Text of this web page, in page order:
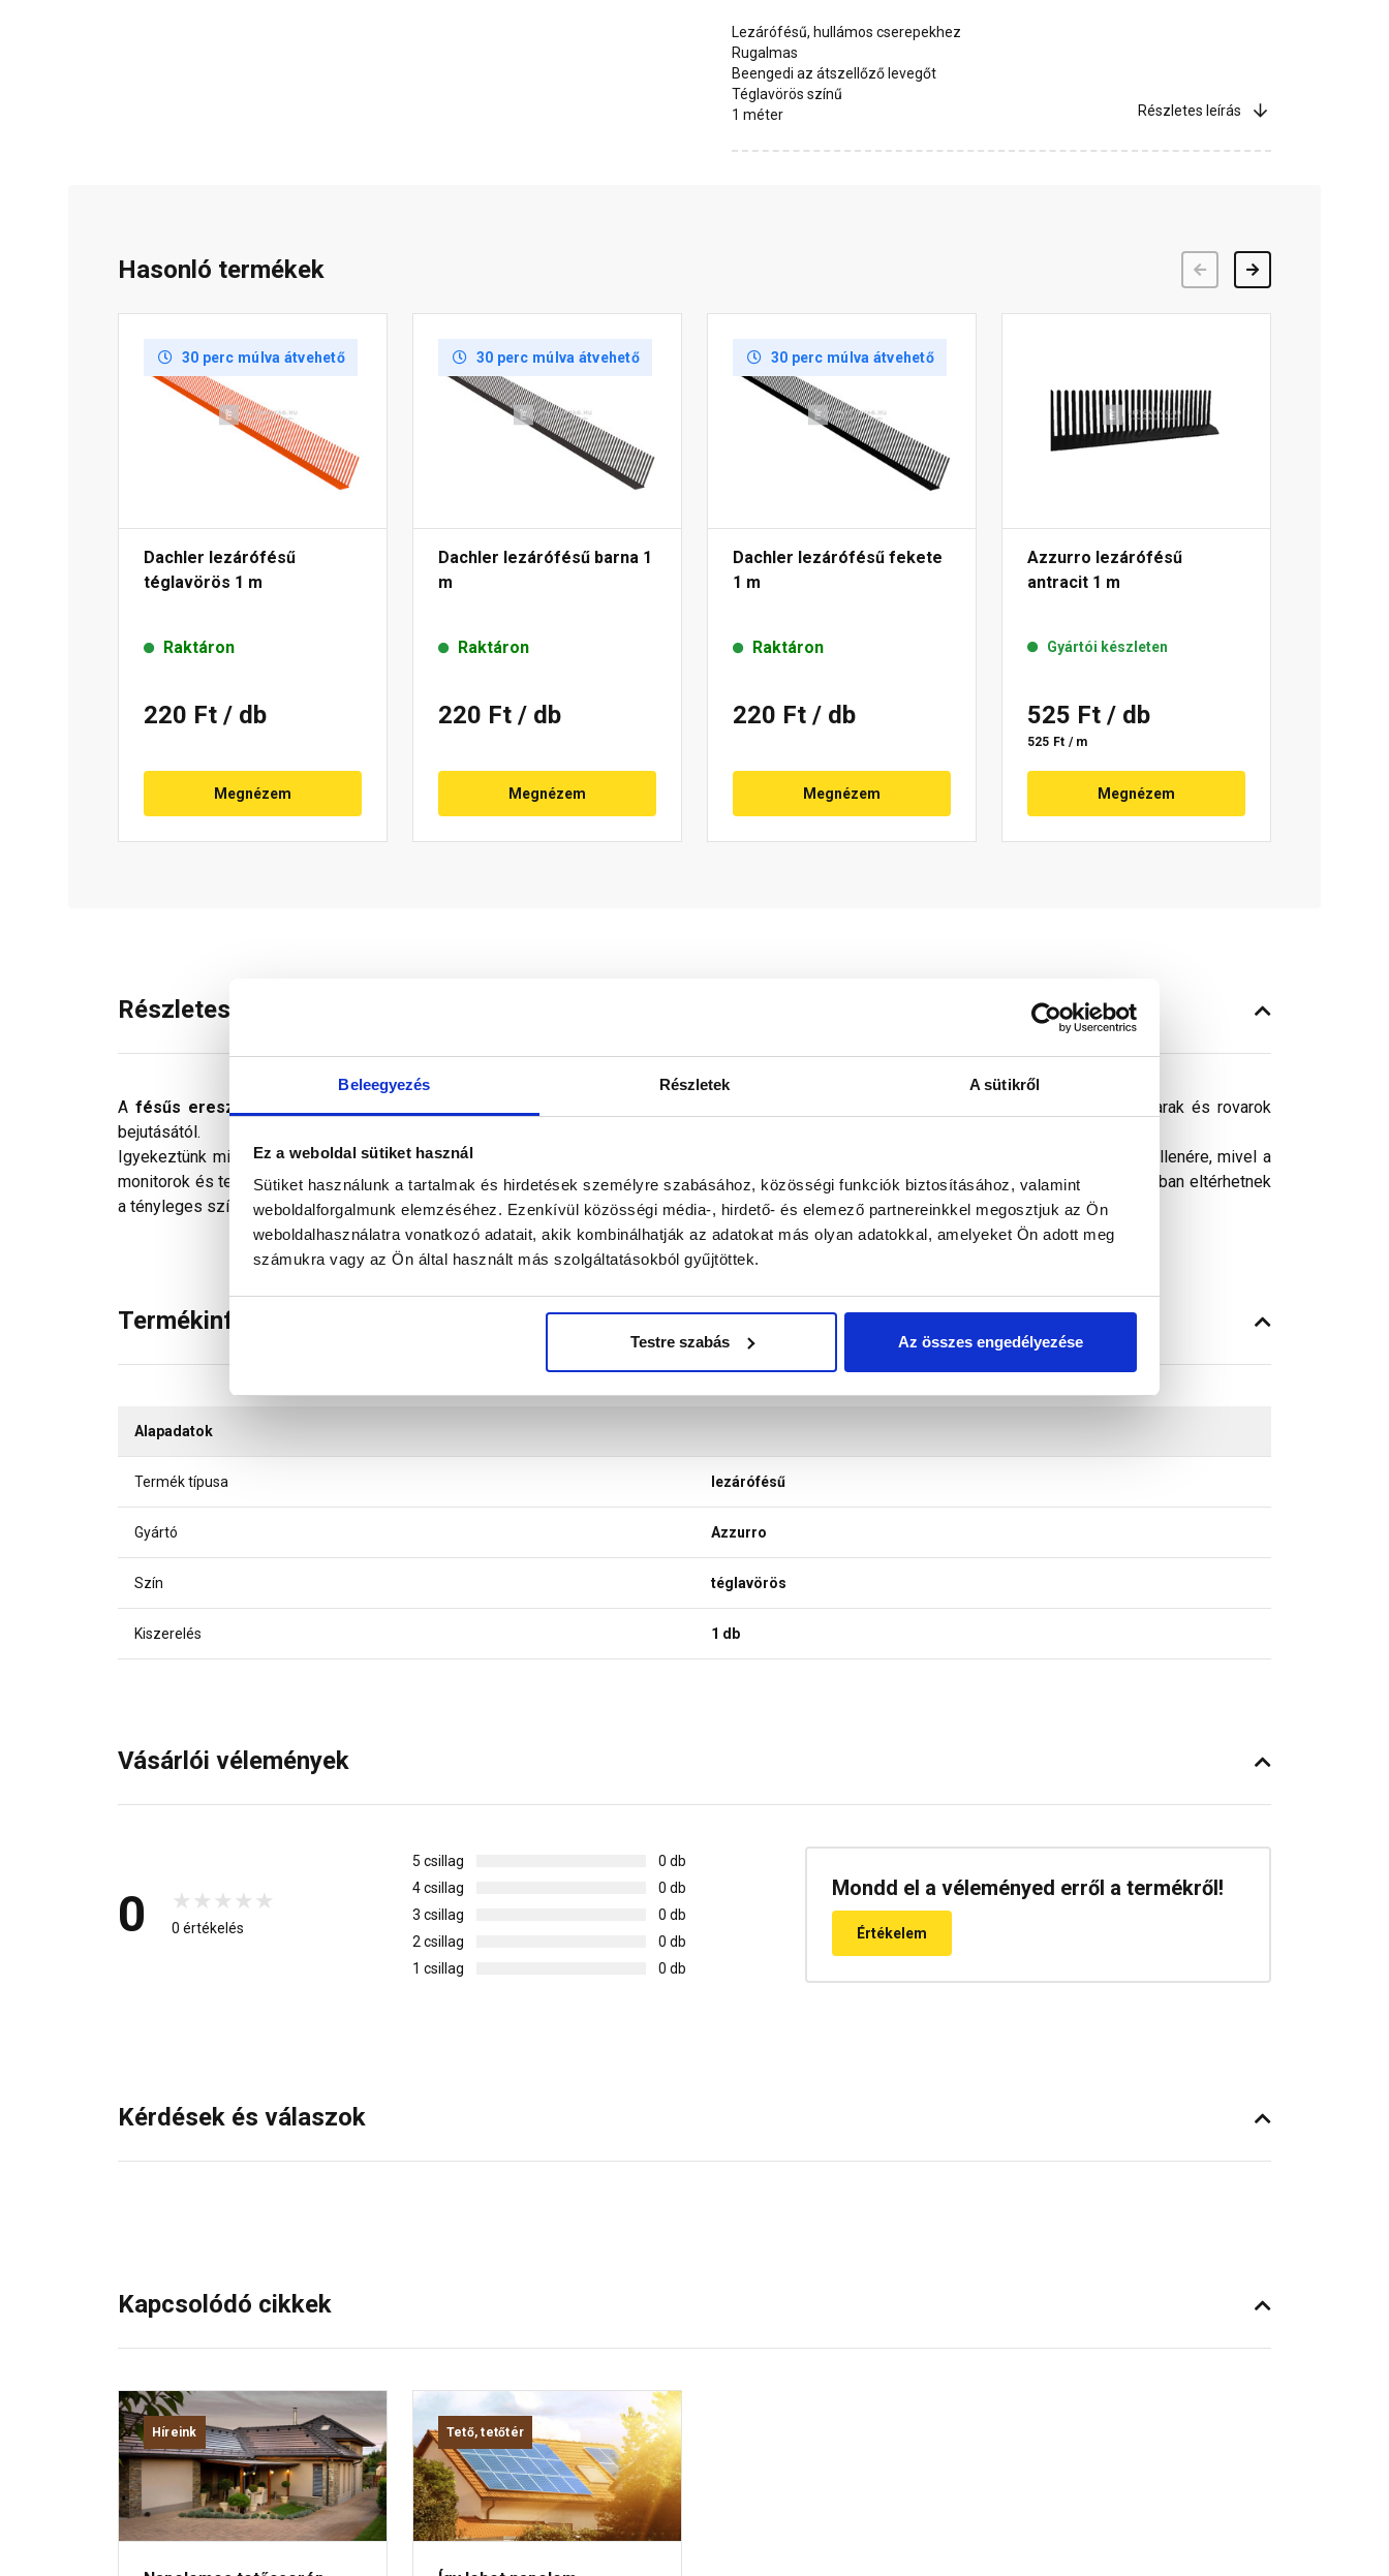
Beleegyezés Részletek A sütikről
Ez a weboldal sütiket használ
Sütiket használunk a tartalmak és hirdetések személyre szabásához, közösségi funkciók biztosításához, valamint
weboldalforgalmunk elemzéséhez. Ezenkívül közösségi média-, hirdető- és elemező partnereinkkel megosztjuk az Ön
weboldalhasználatra vonatkozó adatait, akik kombinálhatják az adatokat más olyan adatokkal, amelyeket Ön adott meg
számukra vagy az Ön által használt más szolgáltatásokból gyűjtöttek.
Testre szabás Az összes engedélyezése
Lezárófésű, hullámos cserepekhez
Rugalmas
Beengedi az átszellőző levegőt
Téglavörös színű
1 méter
Részletes leírás
Hasonló termékek
30 perc múlva átvehető
Dachler lezárófésű
téglavörös 1 m
Raktáron
220 Ft / db
Megnézem
30 perc múlva átvehető
Dachler lezárófésű barna 1
m
Raktáron
220 Ft / db
Megnézem
30 perc múlva átvehető
Dachler lezárófésű fekete
1 m
Raktáron
220 Ft / db
Megnézem
Azzurro lezárófésű
antracit 1 m
Gyártói készleten
525 Ft / db
525 Ft / m
Megnézem
Részletes leírás
A fésűs ereszszellőző
követi a hullámos cserép alsó felületének vonalát, biztosítja a héjazat szellőzését és megvédi a fedést a madarak és rovarok
bejutásától.
Igyekeztünk minden technikailag lehetséges módon biztosítani a termékeink színének a lehető leginkább valósághű megjelenítését. Ennek ellenére, mivel a
monitorok és telefonok kijelzőin megjelenő színek a legtöbb esetben nem tükrözik 100%-ban a valóságot, a képeken látható színek árnyalataikban eltérhetnek
a tényleges színektől.
Termékinformáció
Alapadatok
Termék típusa lezárófésű
Gyártó Azzurro
Szín téglavörös
Kiszerelés 1 db
Vásárlói vélemények
0 0 értékelés
5 csillag
0 db
4 csillag
0 db
3 csillag
0 db
2 csillag
0 db
1 csillag
0 db
Mondd el a véleményed erről a termékről!
Értékelem
Kérdések és válaszok
Kapcsolódó cikkek
Híreink Tető, tetőtér